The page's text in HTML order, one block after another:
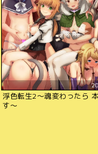
浮色転生2～魂変わったら
す～